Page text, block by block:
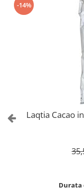
-14%
Laqtia Cacao
Durata